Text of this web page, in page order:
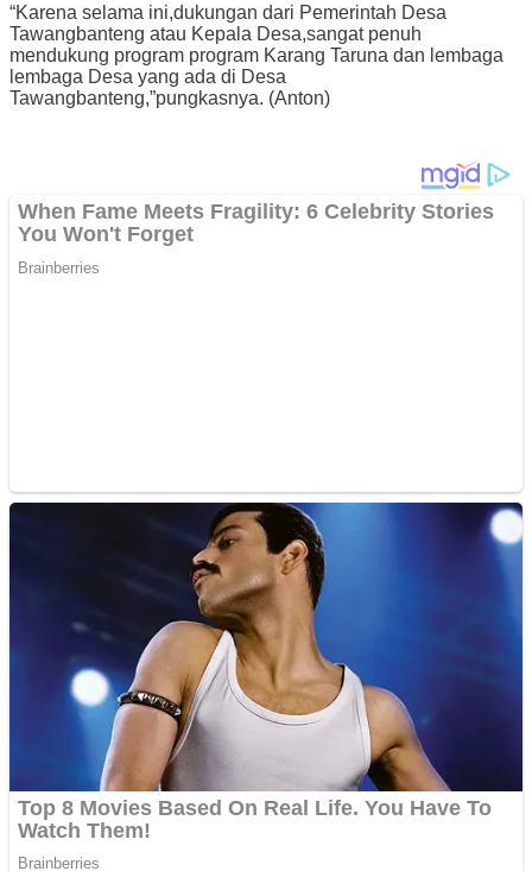
“Karena selama ini,dukungan dari Pemerintah Desa
Tawangbanteng atau Kepala Desa,sangat penuh
mendukung program program Karang Taruna dan lembaga
lembaga Desa yang ada di Desa
Tawangbanteng,”pungkasnya. (Anton)